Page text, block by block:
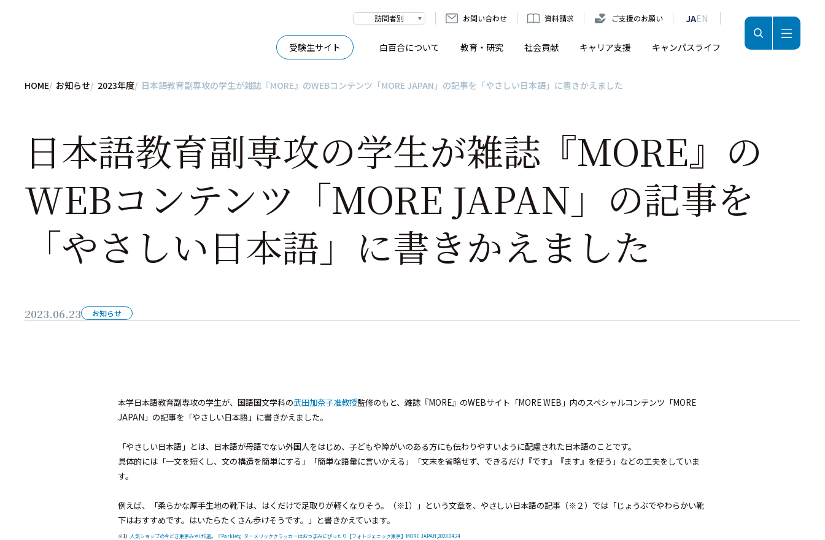
訪問者別 お問い合わせ 資料請求 ご支援のお願い JAEN
受験生サイト 白百合について 教育・研究 社会貢献 キャリア支援 キャンパスライフ
HOME お知らせ 2023年度 日本語教育副専攻の学生が雑誌『MORE』のWEBコンテンツ「MORE JAPAN」の記事を「やさしい日本語」に書きかえました
日本語教育副専攻の学生が雑誌『MORE』の
WEBコンテンツ「MORE JAPAN」の記事を
「やさしい日本語」に書きかえました
2023.06.23 お知らせ
本学日本語教育副専攻の学生が、国語国文学科の武田加奈子准教授監修のもと、雑誌『MORE』のWEBサイト「MORE WEB」内のスペシャルコンテンツ「MORE
JAPAN」の記事を「やさしい日本語」に書きかえました。
「やさしい日本語」とは、日本語が母語でない外国人をはじめ、子どもや障がいのある方にも伝わりやすいように配慮された日本語のことです。
具体的には「一文を短くし、文の構造を簡単にする」「簡単な語彙に言いかえる」「文末を省略せず、できるだけ『です』『ます』を使う」などの工夫をしていま
す。
例えば、「柔らかな厚手生地の靴下は、はくだけで足取りが軽くなりそう。（※1）」という文章を、やさしい日本語の記事（※２）では「じょうぶでやわらかい靴
下はおすすめです。はいたらたくさん歩けそうです。」と書きかえています。
※1） 人気ショップの今どき東京みやげ6選。『Parklet』ターメリッククラッカーはおつまみにぴったり【フォトジェニック東京】MORE JAPAN,2023.04.24